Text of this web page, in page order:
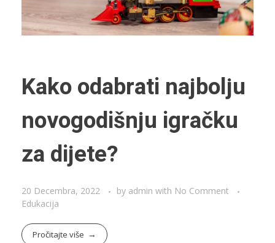
Kako odabrati najbolju
novogodišnju igračku
za dijete?
20 Decembra, 2022 by admin with No Comment
Edukacija
Pročitajte više